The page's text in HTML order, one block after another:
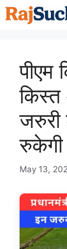
Skip
to
पीएम
जरुरी
May 13,